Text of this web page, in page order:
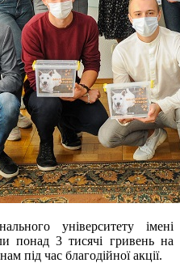
університету імені
понад 3 тисячі гривень на
під час благодійної акції.